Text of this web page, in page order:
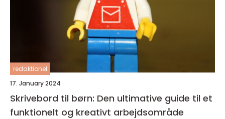
redaktionel
17. January 2024
Skrivebord til børn: Den ultimative guide til et
funktionelt og kreativt arbejdsområde